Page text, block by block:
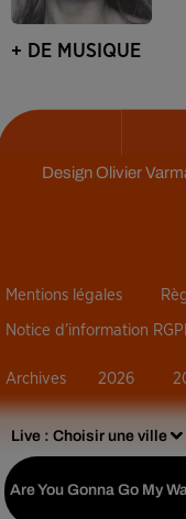
Live : Choisir une ville
Are You Gonna Go My
+ DE MUSIQUE
DesignOlivier
Mentions légales
Notice d’information
Archives 2026